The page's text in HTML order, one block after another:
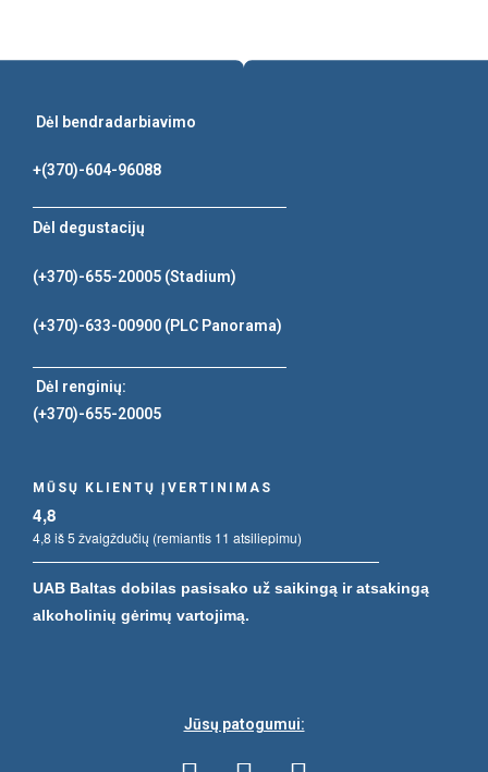
Dėl bendradarbiavimo
+(370)-604-96088
Dėl degustacijų
(+370)-655-20005 (Stadium)
(+370)-633-00900 (PLC Panorama)
Dėl renginių:
(+370)-655-20005
MŪSŲ KLIENTŲ ĮVERTINIMAS
4,8
4,8 iš 5 žvaigždučių (remiantis 11 atsiliepimu)
UAB Baltas dobilas pasisako už saikingą ir atsakingą
alkoholinių gėrimų vartojimą.
Jūsų patogumui: